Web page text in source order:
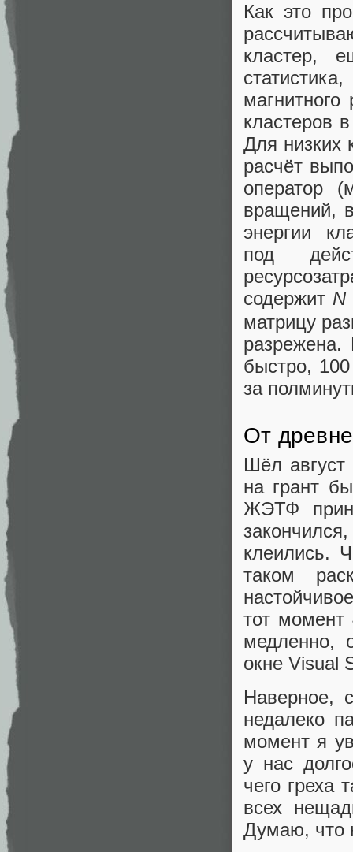
Как это
кластер,
кластеров
Для низких
расчёт
оператор
вращений,
энергии
под
содержит N
матрицу
разрежена.
быстро,
за
От
Шёл
на грант
ЖЭТФ
клеились.
таком
тот момент
медленно,
окне Visual
Наверное,
недалеко
момент я
у нас
чего греха
всех
Думаю, что